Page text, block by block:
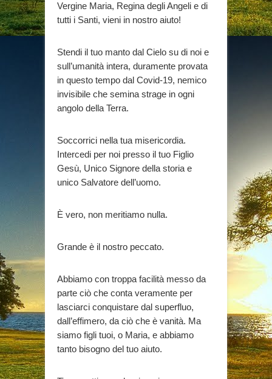
Vergine Maria, Regina degli Angeli e di
tutti i Santi, vieni in nostro aiuto!
Stendi il tuo manto dal Cielo su di noi e
sull’umanità intera, duramente provata
in questo tempo dal Covid-19, nemico
invisibile che semina strage in ogni
angolo della Terra.
Soccorrici nella tua misericordia.
Intercedi per noi presso il tuo Figlio
Gesù, Unico Signore della storia e
unico Salvatore dell’uomo.
È vero, non meritiamo nulla.
Grande è il nostro peccato.
Abbiamo con troppa facilità messo da
parte ciò che conta veramente per
lasciarci conquistare dal superfluo,
dall’effimero, da ciò che è vanità. Ma
siamo figli tuoi, o Maria, e abbiamo
tanto bisogno del tuo aiuto.